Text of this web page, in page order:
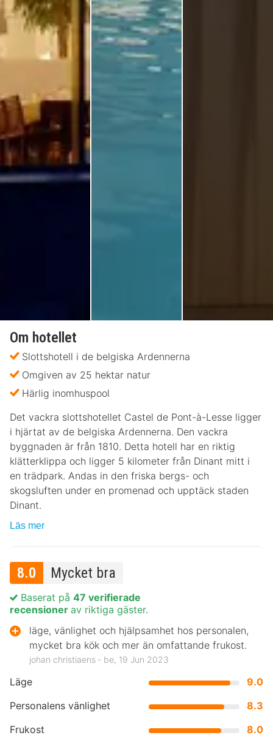
Om hotellet
Slottshotell i de belgiska Ardennerna
Omgiven av 25 hektar natur
Härlig inomhuspool
Det vackra slottshotellet Castel de Pont-à-Lesse ligger
i hjärtat av de belgiska Ardennerna. Den vackra
byggnaden är från 1810. Detta hotell har en riktig
klätterklippa och ligger 5 kilometer från Dinant mitt i
en trädpark. Andas in den friska bergs- och
skogsluften under en promenad och upptäck staden
Dinant.
Läs mer
8.0 Mycket bra
Läge
9.0
Personalens vänlighet
8.3
Frukost
8.0
Baserat på 47 verifierade
recensioner av riktiga gäster.
läge, vänlighet och hjälpsamhet hos personalen,
mycket bra kök och mer än omfattande frukost.
johan christiaens ‐ be, 19 Jun 2023